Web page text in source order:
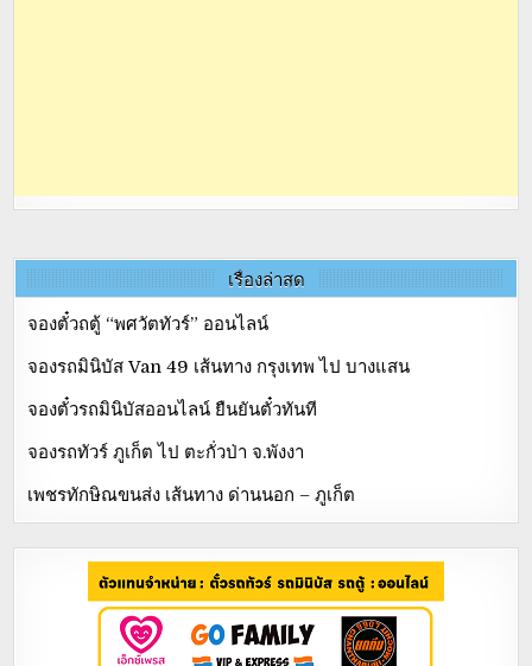
เรื่องล่าสุด
จองตั๋วถตู้ “พศวัตทัวร์” ออนไลน์
จองรถมินิบัส Van 49 เส้นทาง กรุงเทพ ไป บางแสน
จองตั๋วรถมินิบัสออนไลน์ ยืนยันตั๋วทันที
จองรถทัวร์ ภูเก็ต ไป ตะกั่วป่า จ.พังงา
เพชรทักษิณขนส่ง เส้นทาง ด่านนอก – ภูเก็ต